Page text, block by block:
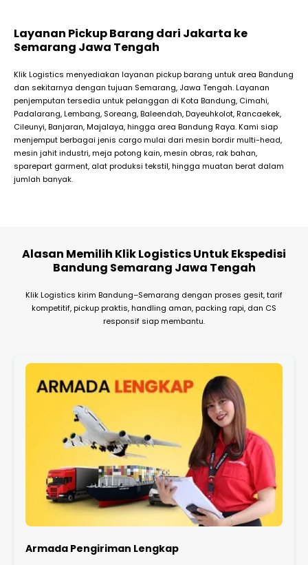
Layanan Pickup Barang dari Jakarta ke
Semarang Jawa Tengah
Klik Logistics menyediakan layanan pickup barang untuk area Bandung
dan sekitarnya dengan tujuan Semarang, Jawa Tengah. Layanan
penjemputan tersedia untuk pelanggan di Kota Bandung, Cimahi,
Padalarang, Lembang, Soreang, Baleendah, Dayeuhkolot, Rancaekek,
Cileunyi, Banjaran, Majalaya, hingga area Bandung Raya. Kami siap
menjemput berbagai jenis cargo mulai dari mesin bordir multi-head,
mesin jahit industri, meja potong kain, mesin obras, rak bahan,
sparepart garment, alat produksi tekstil, hingga muatan berat dalam
jumlah banyak.
Alasan Memilih Klik Logistics Untuk Ekspedisi
Bandung Semarang Jawa Tengah
Klik Logistics kirim Bandung–Semarang dengan proses gesit, tarif
kompetitif, pickup praktis, handling aman, packing rapi, dan CS
responsif siap membantu.
Armada Pengiriman Lengkap